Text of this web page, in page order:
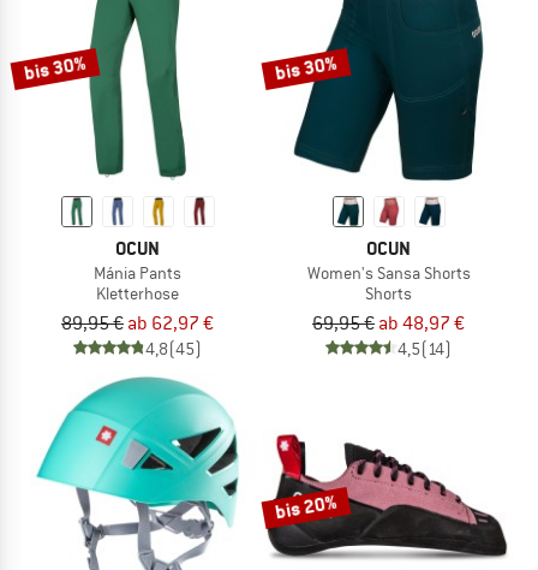
bis 30%
OCUN
Mánia Pants
Kletterhose
89,95 € ab 62,97 €
4,8(45)
bis 30%
OCUN
Women's Sansa Shorts
Shorts
69,95 € ab 48,97 €
4,5(14)
bis 20%